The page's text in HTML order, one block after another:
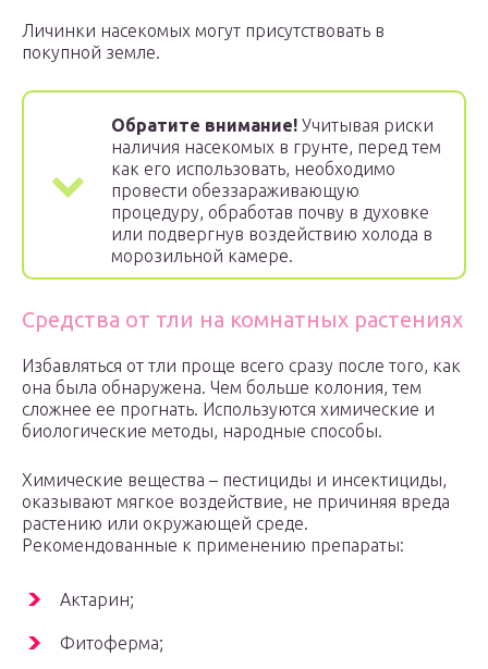
Личинки насекомых могут присутствовать в
покупной земле.
Обратите внимание! Учитывая риски
наличия насекомых в грунте, перед тем
как его использовать, необходимо
провести обеззараживающую
процедуру, обработав почву в духовке
или подвергнув воздействию холода в
морозильной камере.
Средства от тли на комнатных растениях
Избавляться от тли проще всего сразу после того, как
она была обнаружена. Чем больше колония, тем
сложнее ее прогнать. Используются химические и
биологические методы, народные способы.
Химические вещества – пестициды и инсектициды,
оказывают мягкое воздействие, не причиняя вреда
растению или окружающей среде.
Рекомендованные к применению препараты:
Актарин;
Фитоферма;